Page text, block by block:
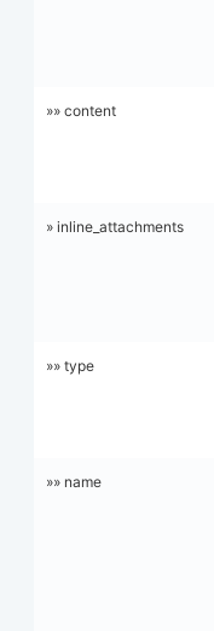
»» content
» inline_attachments
»» type
»» name